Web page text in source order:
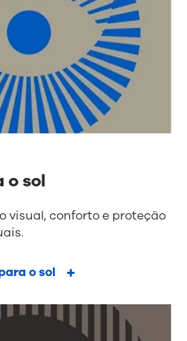
o sol
visual, conforto e proteção
o sol